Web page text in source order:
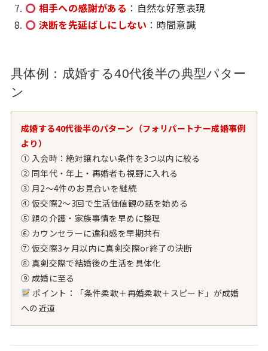
相手への感謝がある ：自然な好意表現
決断を先延ばしにしない ：時間意識
具体例：成婚する40代後半の典型パター
ン
成婚する40代後半のパターン（フォリパートナー成婚事例
より）
① 入会時：絶対譲れない条件を3つ以内に絞る
② 同年代・年上・再婚者も視野に入れる
③ 月2〜4件のお見合いを継続
④ 仮交際2〜3回で生活価値観の話を始める
⑤ 親の介護・家族事情を早めに整理
⑥ カウンセラーに違和感を早期共有
⑦ 仮交際3ヶ月以内に真剣交際or終了の決断
⑧ 真剣交際で結婚後の生活を具体化
⑨ 成婚に至る
ポイント：「条件柔軟＋再婚柔軟＋スピード」が成婚
への近道